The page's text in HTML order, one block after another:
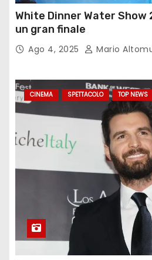
White Dinner Water Show
un gran finale
Ago 4, 2025 Mario
CINEMA SPETTACOLO TOP NEWS